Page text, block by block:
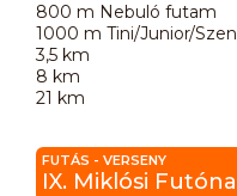
800 m Nebuló futam
1000 m Tini/Junior/
3,5 km
8 km
21 km
FUTÁS - VERSENY
IX. Miklósi